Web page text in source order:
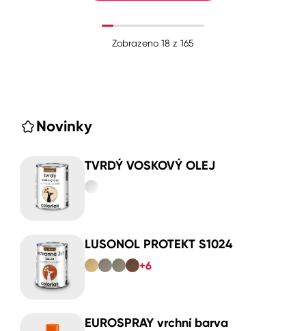
Zobrazeno 18 z 165
Novinky
TVRDÝ VOSKOVÝ OLEJ
LUSONOL PROTEKT S1024
+6
EUROSPRAY vrchní barva